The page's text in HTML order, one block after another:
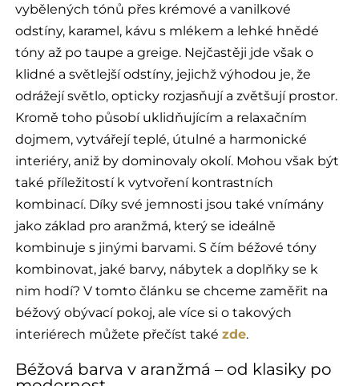
vybělených tónů přes krémové a vanilkové
odstíny, karamel, kávu s mlékem a lehké hnědé
tóny až po taupe a greige. Nejčastěji jde však o
klidné a světlejší odstíny, jejichž výhodou je, že
odrážejí světlo, opticky rozjasňují a zvětšují prostor.
Kromě toho působí uklidňujícím a relaxačním
dojmem, vytvářejí teplé, útulné a harmonické
interiéry, aniž by dominovaly okolí. Mohou však být
také příležitostí k vytvoření kontrastních
kombinací. Díky své jemnosti jsou také vnímány
jako základ pro aranžmá, který se ideálně
kombinuje s jinými barvami. S čím béžové tóny
kombinovat, jaké barvy, nábytek a doplňky se k
nim hodí? V tomto článku se chceme zaměřit na
béžový obývací pokoj, ale více si o takových
interiérech můžete přečíst takézde.
Béžová barva v aranžmá – od klasiky po